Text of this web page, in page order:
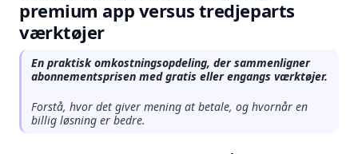
premium app versus tredjeparts
værktøjer
En praktisk omkostningsopdeling, der sammenligner
abonnementsprisen med gratis eller engangs værktøjer.
Forstå, hvor det giver mening at betale, og hvornår en
billig løsning er bedre.